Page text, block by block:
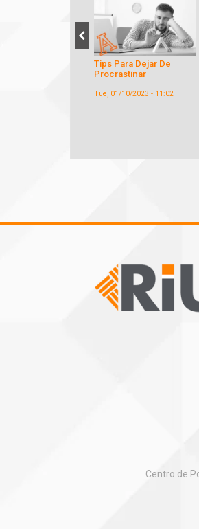
Conoce Los Beneficios
De Estudiar Una
Centro de